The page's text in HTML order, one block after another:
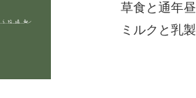
草食と通年
ミルクと乳